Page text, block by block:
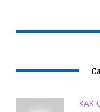
КАК